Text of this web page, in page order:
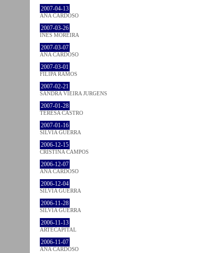
2007-04-13
ANA CARDOSO
2007-03-26
INÊS MOREIRA
2007-03-07
ANA CARDOSO
2007-03-01
FILIPA RAMOS
2007-02-21
SANDRA VIEIRA JURGENS
2007-01-28
TERESA CASTRO
2007-01-16
SÍLVIA GUERRA
2006-12-15
CRISTINA CAMPOS
2006-12-07
ANA CARDOSO
2006-12-04
SÍLVIA GUERRA
2006-11-28
SÍLVIA GUERRA
2006-11-13
ARTECAPITAL
2006-11-07
ANA CARDOSO